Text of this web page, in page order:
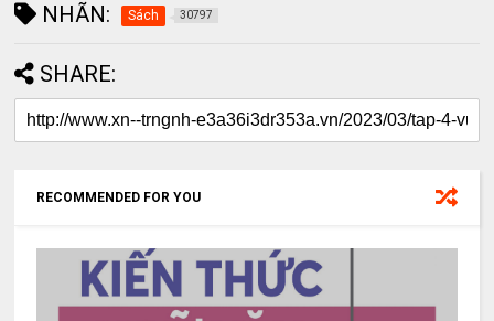
NHÃN: Sách 30797
SHARE:
RECOMMENDED FOR YOU